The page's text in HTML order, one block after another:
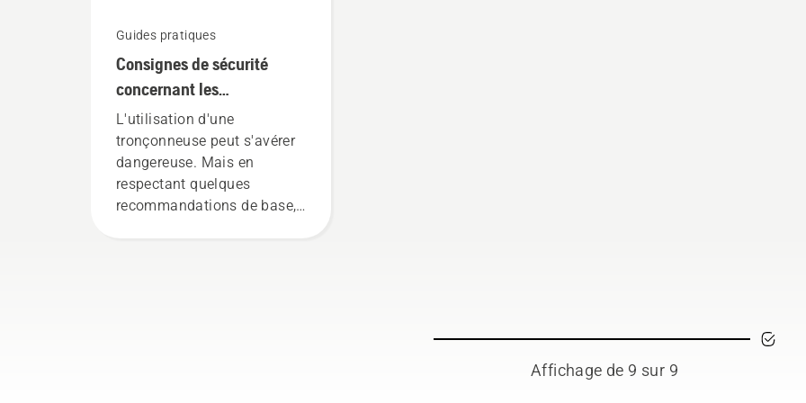
Guides pratiques
Consignes de sécurité
concernant les
tronçonneuses
L'utilisation d'une
tronçonneuse peut s'avérer
dangereuse. Mais en
respectant quelques
recommandations de base,
Affichage de 9 sur 9